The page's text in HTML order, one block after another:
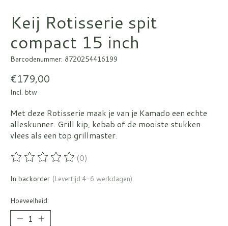
Keij Rotisserie spit
compact 15 inch
Barcodenummer: 8720254416199
€179,00
Incl. btw
Met deze Rotisserie maak je van je Kamado een echte
alleskunner. Grill kip, kebab of de mooiste stukken
vlees als een top grillmaster.
De beoordeling van dit product is
(0)
In backorder (Levertijd:4-6 werkdagen)
Hoeveelheid: